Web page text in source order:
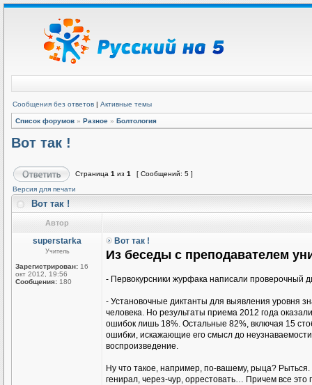
Сообщения без ответов | Активные темы
Список форумов » Разное » Болтология
Вот так !
Страница 1 из 1
[ Сообщений: 5 ]
Версия для печати
Вот так !
Автор
superstarka
Учитель
Зарегистрирован: 16
окт 2012, 19:56
Сообщения: 180
Вот так !
Из беседы с преподавателем
- Первокурсники журфака написали проверочный
- Установочные диктанты для выявления уровня
человека. Но результаты приема 2012 года
ошибок лишь 18%. Остальные 82%, включая 15
ошибки, искажающие его смысл до
воспроизведение.
Ну что такое, например, по-вашему, рыца?
генирал, через-чур, оррестовать… Причем все это